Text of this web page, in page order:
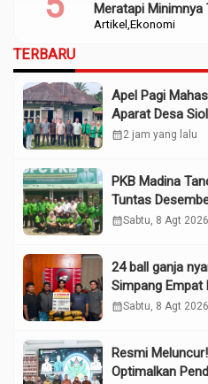
Artikel Ekonomi
Meratapi
TERBARU
Apel Pagi
Aparat Desa
calendar_month2 jam yang lalu
PKB Madina
Tuntas
Tokoh”
calendar_monthSabtu, 8 Agt 2026
24 ball ganja
Simpang Empat
calendar_monthSabtu, 8 Agt 2026
Resmi
Optimalkan